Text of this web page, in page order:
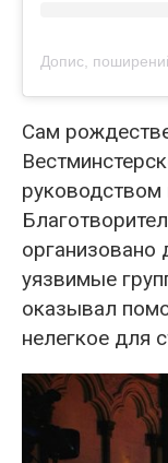
Сам
организовано
уязвимые
оказывал
нелегкое для